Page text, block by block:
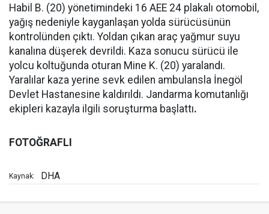
Habil B. (20) yönetimindeki 16 AEE 24 plakalı otomobil,
yağış nedeniyle kayganlaşan yolda sürücüsünün
kontrolünden çıktı. Yoldan çıkan araç yağmur suyu
kanalına düşerek devrildi. Kaza sonucu sürücü ile
yolcu koltuğunda oturan Mine K. (20) yaralandı.
Yaralılar kaza yerine sevk edilen ambulansla İnegöl
Devlet Hastanesine kaldırıldı. Jandarma komutanlığı
ekipleri kazayla ilgili soruşturma başlattı.
FOTOĞRAFLI
Kaynak: DHA